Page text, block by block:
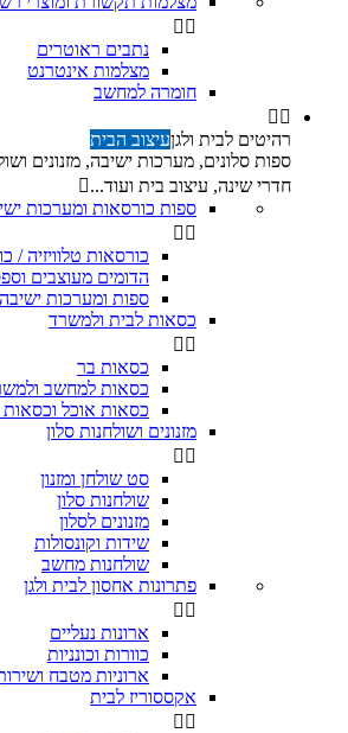
 
נתבים ראוטרים
מצלמות אינטרנט
חומרה למחשב
 
רהיטים לבית ולגןעיצוב הבית
ספות סלונים, מערכות ישיבה, מזנונים
חדרי שינה, עיצוב בית ועוד...
ספות כורסאות ומערכות
 
כורסאות טלוויזיה /
הדומים מעוצבים
ספות ומערכות ישיבה
כסאות לבית ולמשרד
 
כסאות בר
כסאות למחשב
כסאות אוכל
מזנונים ושולחנות סלון
 
סט שולחן ומזנון
שולחנות סלון
מזנונים לסלון
שידות וקונסולות
שולחנות מחשב
פתרונות אחסון לבית ולגן
 
ארונות נעליים
כוורות וכונניות
ארוניות מטבח
אקססוריז לבית
 